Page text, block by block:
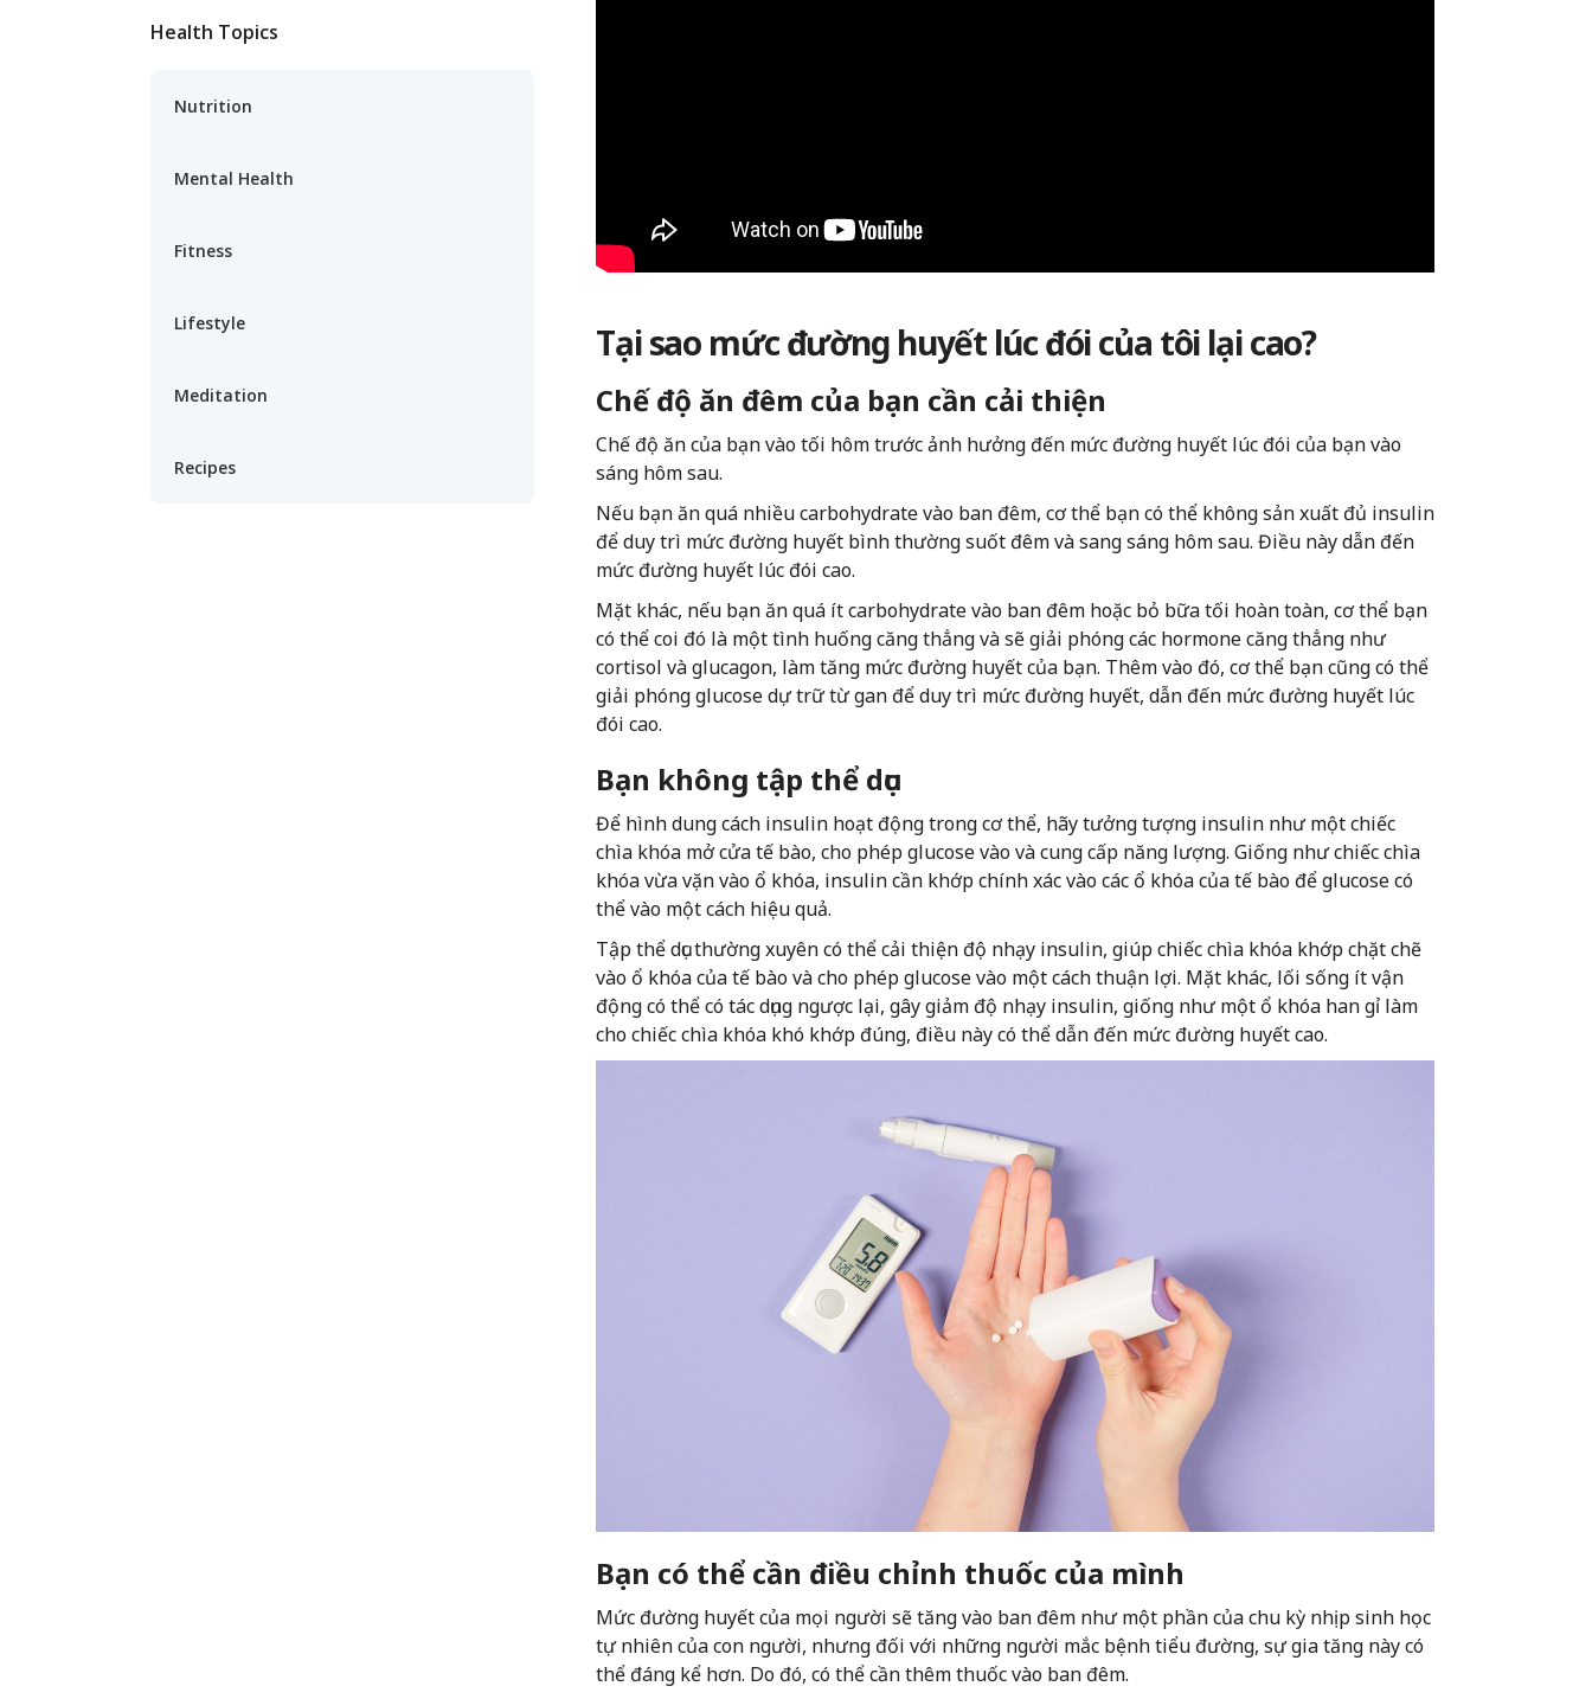
Health Topics
Nutrition
Mental Health
Fitness
Lifestyle
Meditation
Recipes
Tại sao mức đường huyết lúc đói của tôi lại cao?
Chế độ ăn đêm của bạn cần cải thiện
Chế độ ăn của bạn vào tối hôm trước ảnh hưởng đến mức đường huyết lúc đói của bạn vào
sáng hôm sau.
Nếu bạn ăn quá nhiều carbohydrate vào ban đêm, cơ thể bạn có thể không sản xuất đủ insulin
để duy trì mức đường huyết bình thường suốt đêm và sang sáng hôm sau. Điều này dẫn đến
mức đường huyết lúc đói cao.
Mặt khác, nếu bạn ăn quá ít carbohydrate vào ban đêm hoặc bỏ bữa tối hoàn toàn, cơ thể bạn
có thể coi đó là một tình huống căng thẳng và sẽ giải phóng các hormone căng thẳng như
cortisol và glucagon, làm tăng mức đường huyết của bạn. Thêm vào đó, cơ thể bạn cũng có thể
giải phóng glucose dự trữ từ gan để duy trì mức đường huyết, dẫn đến mức đường huyết lúc
đói cao.
Bạn không tập thể dục
Để hình dung cách insulin hoạt động trong cơ thể, hãy tưởng tượng insulin như một chiếc
chìa khóa mở cửa tế bào, cho phép glucose vào và cung cấp năng lượng. Giống như chiếc chìa
khóa vừa vặn vào ổ khóa, insulin cần khớp chính xác vào các ổ khóa của tế bào để glucose có
thể vào một cách hiệu quả.
Tập thể dục thường xuyên có thể cải thiện độ nhạy insulin, giúp chiếc chìa khóa khớp chặt chẽ
vào ổ khóa của tế bào và cho phép glucose vào một cách thuận lợi. Mặt khác, lối sống ít vận
động có thể có tác dụng ngược lại, gây giảm độ nhạy insulin, giống như một ổ khóa han gỉ làm
cho chiếc chìa khóa khó khớp đúng, điều này có thể dẫn đến mức đường huyết cao.
Bạn có thể cần điều chỉnh thuốc của mình
Mức đường huyết của mọi người sẽ tăng vào ban đêm như một phần của chu kỳ nhịp sinh học
tự nhiên của con người, nhưng đối với những người mắc bệnh tiểu đường, sự gia tăng này có
thể đáng kể hơn. Do đó, có thể cần thêm thuốc vào ban đêm.